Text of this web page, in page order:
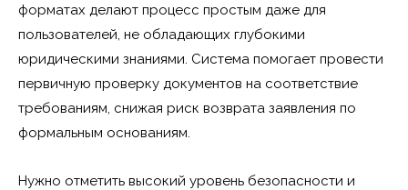
форматах делают процесс простым даже для
пользователей, не обладающих глубокими
юридическими знаниями. Система помогает провести
первичную проверку документов на соответствие
требованиям, снижая риск возврата заявления по
формальным основаниям.
Нужно отметить высокий уровень безопасности и